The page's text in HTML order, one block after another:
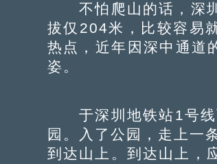
不怕爬山的话，深圳
拔仅204米，比较容易
热点，近年因深中通道
姿。
于深圳地铁站1号线
园。入了公园，走上一
到达山上。到达山上，